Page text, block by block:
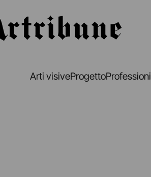
Arti visiveProgettoProfessioni